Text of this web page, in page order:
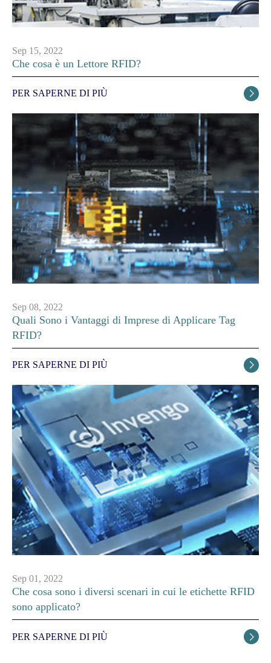
Sep 15, 2022
Che cosa è un Lettore RFID?
PER SAPERNE DI PIÙ 
Sep 08, 2022
Quali Sono i Vantaggi di Imprese di Applicare Tag
RFID?
PER SAPERNE DI PIÙ 
Sep 01, 2022
Che cosa sono i diversi scenari in cui le etichette RFID
sono applicato?
PER SAPERNE DI PIÙ 